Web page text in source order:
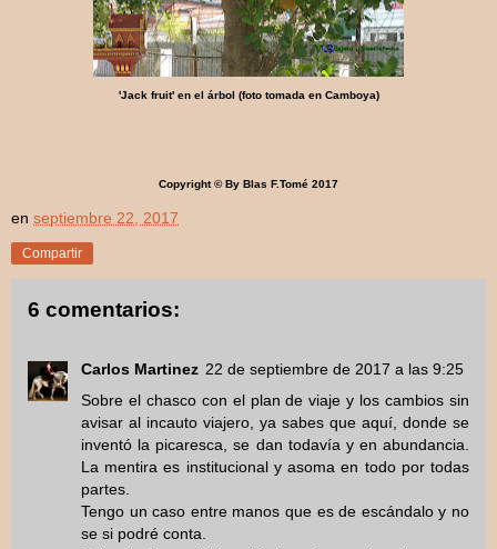
'Jack fruit' en el árbol (foto tomada en Camboya)
Copyright © By Blas F.Tomé 2017
en septiembre 22, 2017
Compartir
6 comentarios:
Carlos Martinez 22 de septiembre de 2017 a las 9:25
Sobre el chasco con el plan de viaje y los cambios sin
avisar al incauto viajero, ya sabes que aquí, donde se
inventó la picaresca, se dan todavía y en abundancia.
La mentira es institucional y asoma en todo por todas
partes.
Tengo un caso entre manos que es de escándalo y no
se si podré conta.